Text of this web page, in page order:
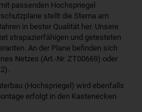
passenden Hochspriegel
stellt die Stema am
in bester Qualität her. Unsere
strapazierfähigen und getesteten
An der Plane befinden sich
Netzes (Art.-Nr. ZT00669) oder
(Hochspriegel) wird ebenfalls
erfolgt in den Kastenecken